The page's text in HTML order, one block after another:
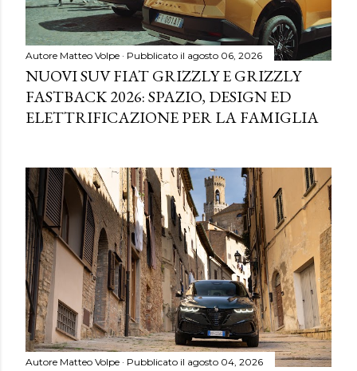
Autore Matteo Volpe Pubblicato il agosto 06, 2026
NUOVI SUV FIAT GRIZZLY E GRIZZLY
FASTBACK 2026: SPAZIO, DESIGN ED
ELETTRIFICAZIONE PER LA FAMIGLIA
Autore Matteo Volpe Pubblicato il agosto 04, 2026